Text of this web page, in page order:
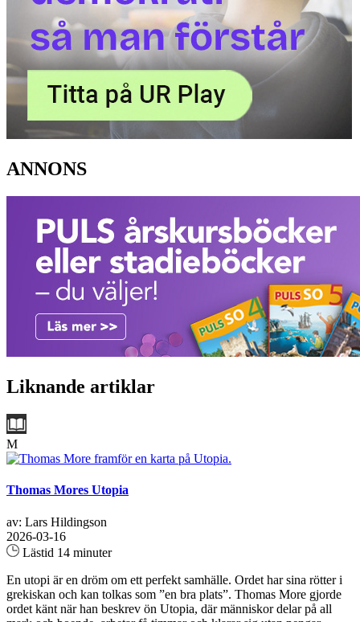
ANNONS
Liknande artiklar
M
Thomas Mores Utopia
av: Lars Hildingson
2026-03-16
Lästid 14 minuter
En utopi är en dröm om ett perfekt samhälle. Ordet har sina rötter i
grekiskan och kan tolkas som ”en bra plats”. Thomas More gjorde
ordet känt när han beskrev ön Utopia, där människor delar på all